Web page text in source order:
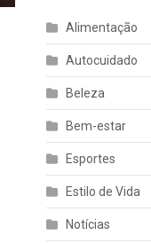
Alimentação
Autocuidado
Beleza
Bem-estar
Esportes
Estilo de Vida
Notícias